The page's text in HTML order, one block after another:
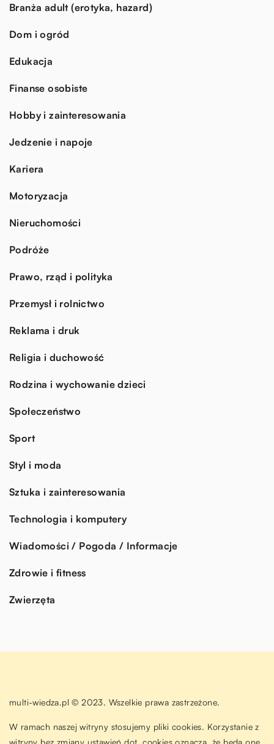
Branża adult (erotyka, hazard)
Dom i ogród
Edukacja
Finanse osobiste
Hobby i zainteresowania
Jedzenie i napoje
Kariera
Motoryzacja
Nieruchomości
Podróże
Prawo, rząd i polityka
Przemysł i rolnictwo
Reklama i druk
Religia i duchowość
Rodzina i wychowanie dzieci
Społeczeństwo
Sport
Styl i moda
Sztuka i zainteresowania
Technologia i komputery
Wiadomości / Pogoda / Informacje
Zdrowie i fitness
Zwierzęta
multi-wiedza.pl © 2023. Wszelkie prawa zastrzeżone.
W ramach naszej witryny stosujemy pliki cookies. Korzystanie z
witryny bez zmiany ustawień dot. cookies oznacza, że będą one